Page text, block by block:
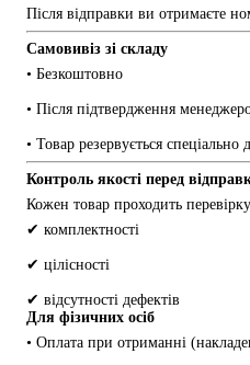
Після відправки ви отримаєте
Самовивіз зі складу
• Безкоштовно
• Після підтвердження
• Товар резервується спеціально
Контроль якості перед
Кожен товар проходить
✔ комплектності
✔ цілісності
✔ відсутності дефектів
Для фізичних осіб
• Оплата при отриманні